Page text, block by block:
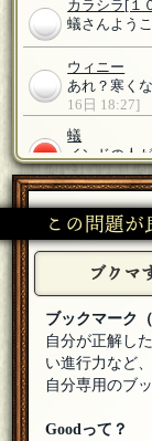
カラシラ [１
蟻さんよう
ウィニー
あれ？寒く
16日 18:27]
蟻
インドの人
蟻
参加ー[18年
りょさんよ
りょ
参加します。
カラシラ[１
この問題
ブクマ
ブックマーク
自分が正解し
い進行力など
自分専用のブ
Goodって？